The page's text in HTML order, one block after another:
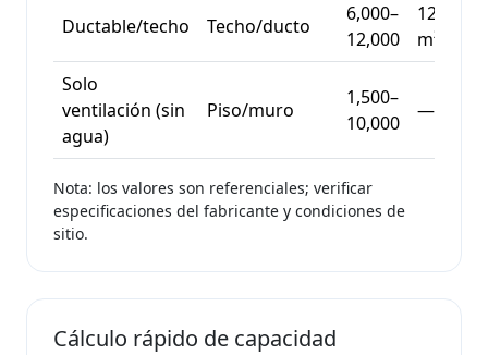
Ductable/techo Techo/ducto
6,000–
12,000
120–250
m²
Solo
ventilación (sin
agua)
Piso/muro
1,500–
10,000
—
Nota: los valores son referenciales; verificar
especificaciones del fabricante y condiciones de
sitio.
Cálculo rápido de capacidad